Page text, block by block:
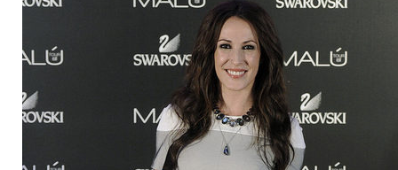
Carlota Corredera y Javier de Hoyos: "La tele tiene que representar al público también y aquí están todos los perfiles posibles&quo;